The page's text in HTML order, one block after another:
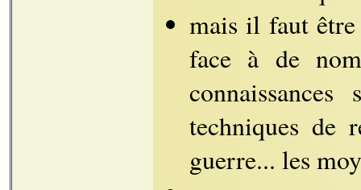
mais il faut
face à de
techniques de
guerre... les